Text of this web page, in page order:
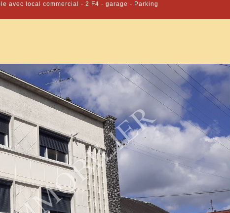
avec local commercial - 2 F4 - garage - Parking